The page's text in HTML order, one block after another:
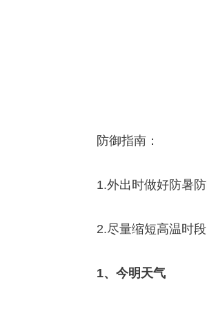
防御指南：
1.外出时做好防暑防
2.尽量缩短高温时段
1、今明天气